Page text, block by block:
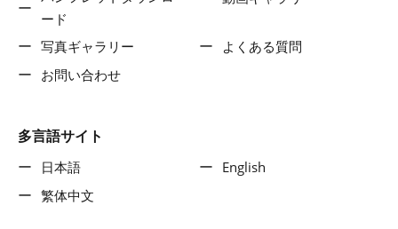
ード
写真ギャラリー
よくある質問
お問い合わせ
多言語サイト
日本語
English
繁体中文